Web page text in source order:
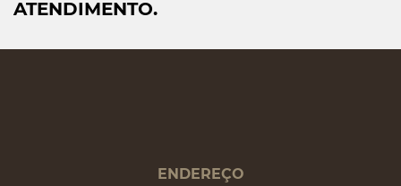
ATENDIMENTO.
ENDEREÇO